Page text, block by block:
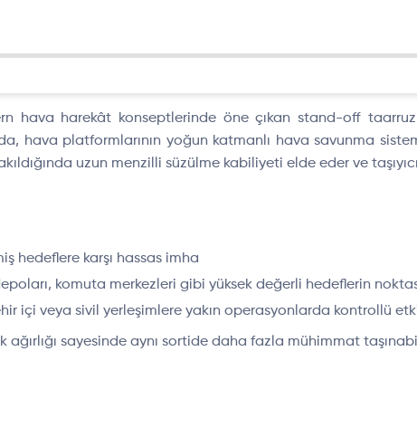
hava harekât konseptlerinde öne çıkan stand-off
hava platformlarının yoğun katmanlı hava savunma
uzun menzilli süzülme kabiliyeti elde eder ve
hedeflere karşı hassas imha
komuta merkezleri gibi yüksek değerli hedeflerin
içi veya sivil yerleşimlere yakın operasyonlarda kontrollü
ağırlığı sayesinde aynı sortide daha fazla mühimmat